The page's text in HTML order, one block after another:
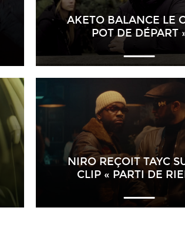
AKETO BALANCE LE
POT DE DÉPART
NIRO REÇOIT TAYC
CLIP « PARTI DE